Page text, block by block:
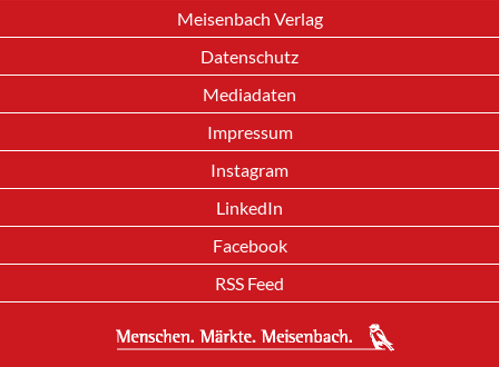
Meisenbach Verlag
Datenschutz
Mediadaten
Impressum
Instagram
LinkedIn
Facebook
RSS Feed